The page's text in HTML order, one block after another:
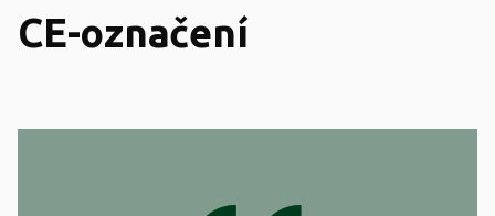
CE-označení